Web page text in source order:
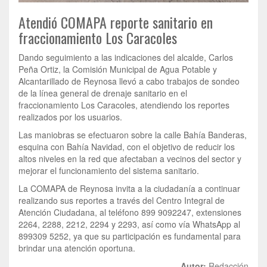
Atendió COMAPA reporte sanitario en
fraccionamiento Los Caracoles
Dando seguimiento a las indicaciones del alcalde, Carlos
Peña Ortiz, la Comisión Municipal de Agua Potable y
Alcantarillado de Reynosa llevó a cabo trabajos de sondeo
de la línea general de drenaje sanitario en el
fraccionamiento Los Caracoles, atendiendo los reportes
realizados por los usuarios.
Las maniobras se efectuaron sobre la calle Bahía Banderas,
esquina con Bahía Navidad, con el objetivo de reducir los
altos niveles en la red que afectaban a vecinos del sector y
mejorar el funcionamiento del sistema sanitario.
La COMAPA de Reynosa invita a la ciudadanía a continuar
realizando sus reportes a través del Centro Integral de
Atención Ciudadana, al teléfono 899 9092247, extensiones
2264, 2288, 2212, 2294 y 2293, así como vía WhatsApp al
899309 5252, ya que su participación es fundamental para
brindar una atención oportuna.